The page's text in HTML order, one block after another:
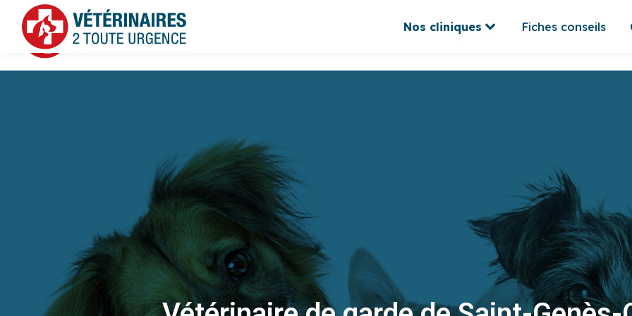
Nos cliniques Fiches conseils
Nos cliniques Fiches conseils